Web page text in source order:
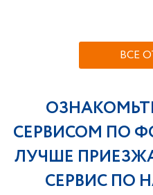
ВСЕ
СЕРВИСОМ ПО
ЛУЧШЕ
СЕРВИС ПО